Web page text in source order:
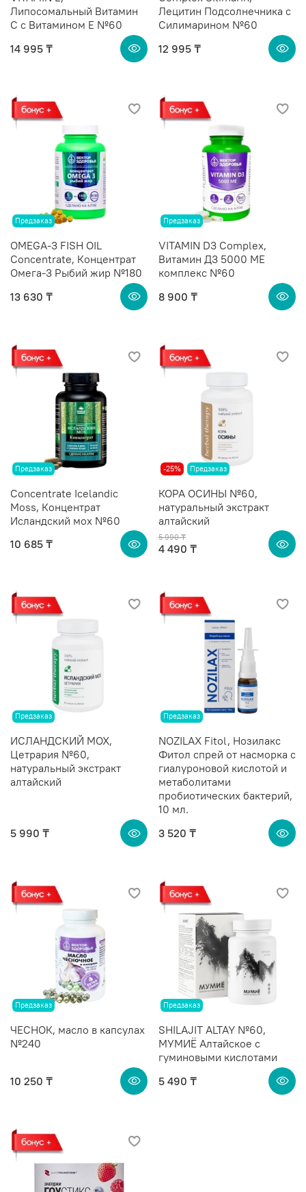
Липосомальный Витамин
С с Витамином Е №60
14 995 ₸
Лецитин Подсолнечника с
Силимарином №60
12 995 ₸
Предзаказ
OMEGA-3 FISH OIL
Concentrate, Концентрат
Омега-3 Рыбий жир №180
13 630 ₸
Предзаказ
VITAMIN D3 Complex,
Витамин Д3 5000 МЕ
комплекс №60
8 900 ₸
Предзаказ
Concentrate Icelandic
Moss, Концентрат
Исландский мох №60
10 685 ₸
-25% Предзаказ
КОРА ОСИНЫ №60,
натуральный экстракт
алтайский
5 990 ₸
4 490 ₸
Предзаказ
ИСЛАНДСКИЙ МОХ,
Цетрария №60,
натуральный экстракт
алтайский
5 990 ₸
Предзаказ
NOZILAX Fitol, Нозилакс
Фитол спрей от насморка с
гиалуроновой кислотой и
метаболитами
пробиотических бактерий,
10 мл.
3 520 ₸
Предзаказ
ЧЕСНОК, масло в капсулах
№240
10 250 ₸
Предзаказ
SHILAJIT ALTAY №60,
МУМИЁ Алтайское с
гуминовыми кислотами
5 490 ₸